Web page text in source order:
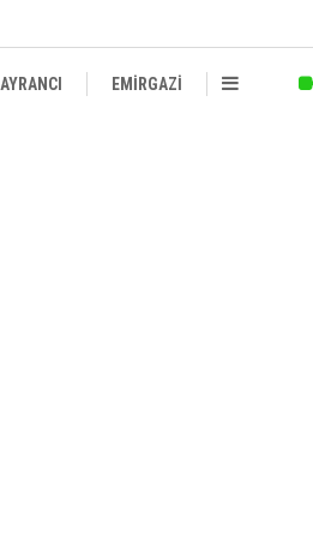
AYRANCI EMİRGAZİ